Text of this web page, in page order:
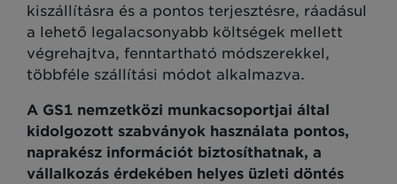
kiszállításra és a pontos terjesztésre, ráadásul
a lehető legalacsonyabb költségek mellett
végrehajtva, fenntartható módszerekkel,
többféle szállítási módot alkalmazva.
A GS1 nemzetközi munkacsoportjai által
kidolgozott szabványok használata pontos,
naprakész információt biztosíthatnak, a
vállalkozás érdekében helyes üzleti döntés